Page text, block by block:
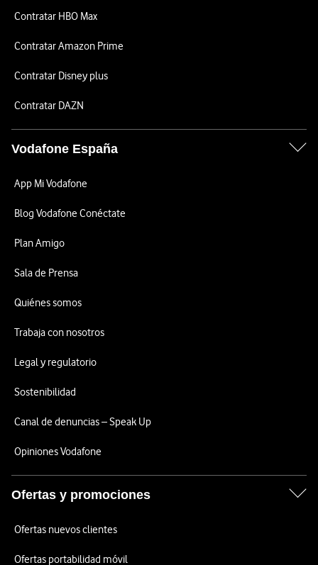
Contratar HBO Max
Contratar Amazon Prime
Contratar Disney plus
Contratar DAZN
Vodafone España
App Mi Vodafone
Blog Vodafone Conéctate
Plan Amigo
Sala de Prensa
Quiénes somos
Trabaja con nosotros
Legal y regulatorio
Sostenibilidad
Canal de denuncias – Speak Up
Opiniones Vodafone
Ofertas y promociones
Ofertas nuevos clientes
Ofertas portabilidad móvil